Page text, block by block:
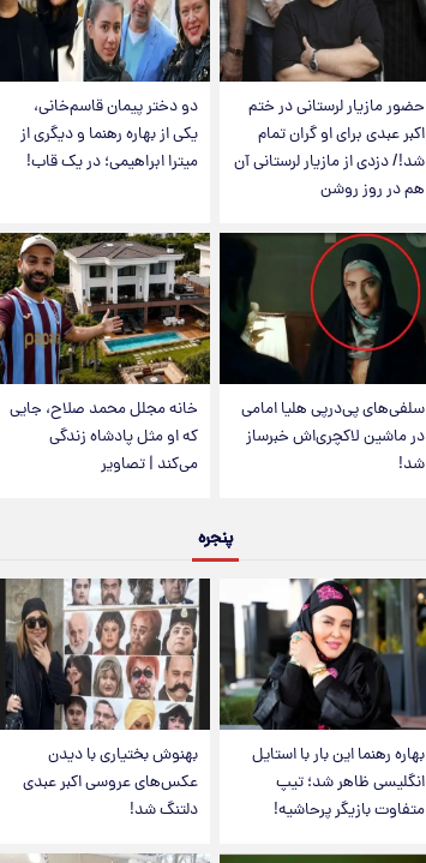
حضور مازیار لرستانی در ختم
اکبر عبدی برای او گران تمام
شد!/ دزدی از مازیار لرستانی آن
هم در روز روشن
دو دختر پیمان قاسم‌خانی،
یکی از بهاره رهنما و دیگری از
میترا ابراهیمی؛ در یک قاب!
سلفی‌های پی‌درپی هلیا امامی
در ماشین لاکچری‌اش خبرساز
شد!
خانه مجلل محمد صلاح، جایی
که او مثل پادشاه زندگی
می‌کند | تصاویر
پنجره
بهاره رهنما این بار با استایل
انگلیسی ظاهر شد؛ تیپ
متفاوت بازیگر پرحاشیه!
بهنوش بختیاری با دیدن
عکس‌های عروسی اکبر عبدی
دلتنگ شد!